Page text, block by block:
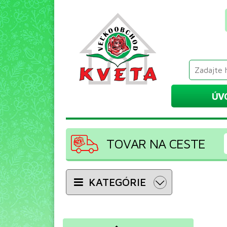
TOVAR NA CESTE
KATEGÓRIE